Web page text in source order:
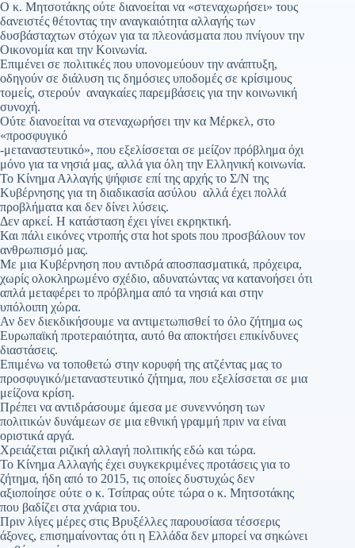
Ο κ. Μητσοτάκης ούτε διανοείται να «στεναχωρήσει» τους
δανειστές θέτοντας την αναγκαιότητα αλλαγής των
δυσβάσταχτων στόχων για τα πλεονάσματα που πνίγουν την
Οικονομία και την Κοινωνία.
Επιμένει σε πολιτικές που υπονομεύουν την ανάπτυξη,
οδηγούν σε διάλυση τις δημόσιες υποδομές σε κρίσιμους
τομείς, στερούν αναγκαίες παρεμβάσεις για την κοινωνική
συνοχή.
Ούτε διανοείται να στεναχωρήσει την κα Μέρκελ, στο
«προσφυγικό
-μεταναστευτικό», που εξελίσσεται σε μείζον πρόβλημα όχι
μόνο για τα νησιά μας, αλλά για όλη την Ελληνική κοινωνία.
Το Κίνημα Αλλαγής ψήφισε επί της αρχής το Σ/Ν της
Κυβέρνησης για τη διαδικασία ασύλου αλλά έχει πολλά
προβλήματα και δεν δίνει λύσεις.
Δεν αρκεί. Η κατάσταση έχει γίνει εκρηκτική.
Και πάλι εικόνες ντροπής στα hot spots που προσβάλουν τον
ανθρωπισμό μας.
Με μια Κυβέρνηση που αντιδρά αποσπασματικά, πρόχειρα,
χωρίς ολοκληρωμένο σχέδιο, αδυνατώντας να κατανοήσει ότι
απλά μεταφέρει το πρόβλημα από τα νησιά και στην
υπόλοιπη χώρα.
Αν δεν διεκδικήσουμε να αντιμετωπισθεί το όλο ζήτημα ως
Ευρωπαϊκή προτεραιότητα, αυτό θα αποκτήσει επικίνδυνες
διαστάσεις.
Επιμένω να τοποθετώ στην κορυφή της ατζέντας μας το
προσφυγικό/μεταναστευτικό ζήτημα, που εξελίσσεται σε μια
μείζονα κρίση.
Πρέπει να αντιδράσουμε άμεσα με συνεννόηση των
πολιτικών δυνάμεων σε μια εθνική γραμμή πριν να είναι
οριστικά αργά.
Χρειάζεται ριζική αλλαγή πολιτικής εδώ και τώρα.
Το Κίνημα Αλλαγής έχει συγκεκριμένες προτάσεις για το
ζήτημα, ήδη από το 2015, τις οποίες δυστυχώς δεν
αξιοποίησε ούτε ο κ. Τσίπρας ούτε τώρα ο κ. Μητσοτάκης
που βαδίζει στα χνάρια του.
Πριν λίγες μέρες στις Βρυξέλλες παρουσίασα τέσσερις
άξονες, επισημαίνοντας ότι η Ελλάδα δεν μπορεί να σηκώνει